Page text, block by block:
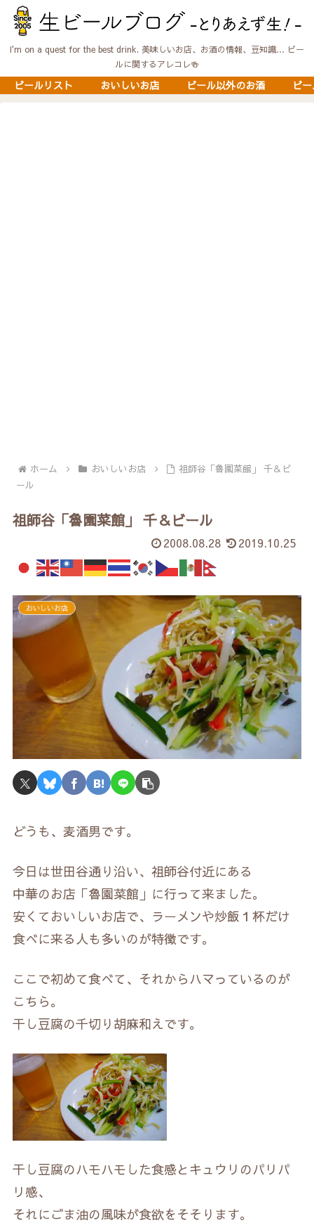
I'm on a quest for the best drink. 美味しいお店、お酒の情報、豆知識… ビー
ルに関するアレコレ🍻
ビールリスト おいしいお店 ビール以外のお酒 ビ
ホーム おいしいお店
祖師谷「魯園菜館」 千＆ビ
ール
祖師谷「魯園菜館」 千＆ビール
2008.08.28 2019.10.25
おいしいお店
どうも、麦酒男です。
今日は世田谷通り沿い、祖師谷付近にある
中華のお店「魯園菜館」に行って来ました。
安くておいしいお店で、ラーメンや炒飯１杯だけ
食べに来る人も多いのが特徴です。
ここで初めて食べて、それからハマっているのが
こちら。
干し豆腐の千切り胡麻和えです。
干し豆腐のハモハモした食感とキュウリのパリパ
リ感、
それにごま油の風味が食欲をそそります。